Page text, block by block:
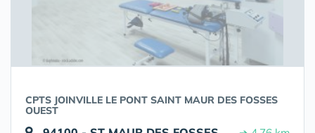
CPTS JOINVILLE LE PONT SAINT MAUR DES FOSSES
OUEST